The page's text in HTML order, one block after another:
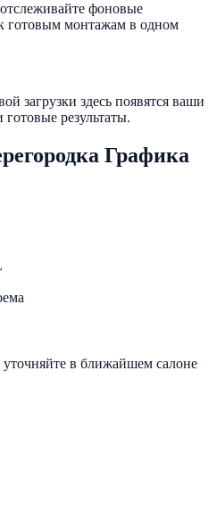
фоновые
готовым монтажам в одном
загрузки здесь появятся ваши
результаты.
Графика
уточняйте в ближайшем салоне